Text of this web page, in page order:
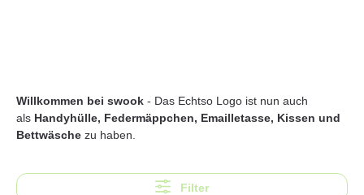
Willkommen bei swook - Das Echtso Logo ist nun auch
als Handyhülle, Federmäppchen, Emailletasse, Kissen und
Bettwäsche zu haben.
Filter